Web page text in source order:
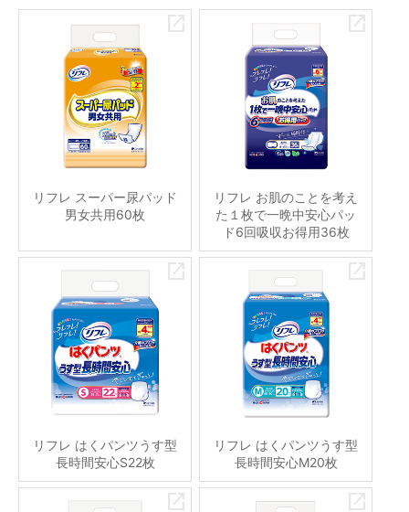
リフレ スーパー尿パッド
男女共用60枚
リフレ お肌のことを考え
た１枚で一晩中安心パッ
ド6回吸収お得用36枚
リフレ はくパンツうす型
長時間安心S22枚
リフレ はくパンツうす型
長時間安心M20枚